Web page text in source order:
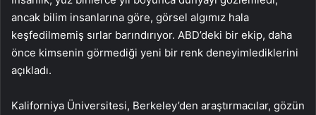
ancak bilim insanlarına göre, görsel algımız hala
keşfedilmemiş sırlar barındırıyor. ABD’deki bir ekip, daha
önce kimsenin görmediği yeni bir renk deneyimlediklerini
açıkladı.
Kaliforniya Üniversitesi, Berkeley’den araştırmacılar, gözün